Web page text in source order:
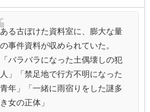
ある古ぼけた資料室に、膨大な量
の事件資料が収められていた。
「バラバラになった土偶壊しの犯
人」「禁足地で行方不明になった
青年」「一緒に雨宿りをした謎多
き女の正体」